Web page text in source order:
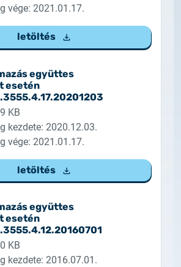
vége: 2021.01.17.
letöltés
együttes
esetén
KB
kezdete: 2020.12.03.
vége: 2021.01.17.
letöltés
együttes
esetén
KB
kezdete: 2016.07.01.